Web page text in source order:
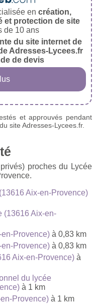
en création,
et protection de site
de 10 ans
du site internet de
Adresses-Lycees.fr
de devis
et approuvés pendant
site Adresses-Lycees.fr.
proches du Lycée
Aix-en-Provence)
(13616 Aix-en-
Provence) à 0,83 km
Provence) à 0,83 km
Aix-en-Provence) à
du lycée
à 1 km
Provence) à 1 km